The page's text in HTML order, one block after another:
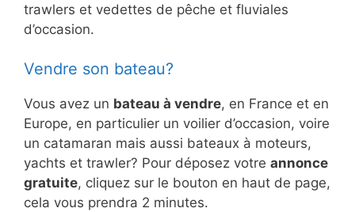
trawlers et vedettes de pêche et fluviales
d’occasion.
Vendre son bateau?
Vous avez un bateau à vendre, en France et en
Europe, en particulier un voilier d’occasion, voire
un catamaran mais aussi bateaux à moteurs,
yachts et trawler? Pour déposez votre annonce
gratuite, cliquez sur le bouton en haut de page,
cela vous prendra 2 minutes.